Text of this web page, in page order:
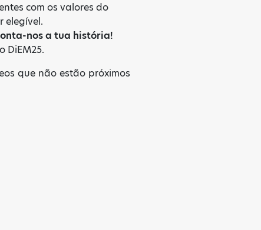
com os valores do
elegível.
nos a tua história!
DiEM25.
que não estão próximos